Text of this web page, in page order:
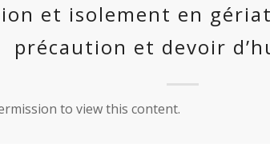
et isolement en
précaution et devoir
to view this content.